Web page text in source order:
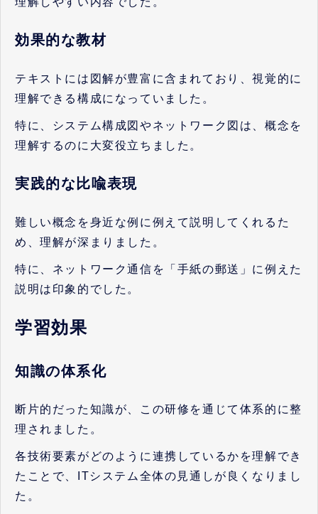
効果的な教材
テキストには図解が豊富に含まれており、視覚的に
理解できる構成になっていました。
特に、システム構成図やネットワーク図は、概念を
理解するのに大変役立ちました。
実践的な比喩表現
難しい概念を身近な例に例えて説明してくれるた
め、理解が深まりました。
特に、ネットワーク通信を「手紙の郵送」に例えた
説明は印象的でした。
学習効果
知識の体系化
断片的だった知識が、この研修を通じて体系的に整
理されました。
各技術要素がどのように連携しているかを理解でき
たことで、ITシステム全体の見通しが良くなりまし
た。